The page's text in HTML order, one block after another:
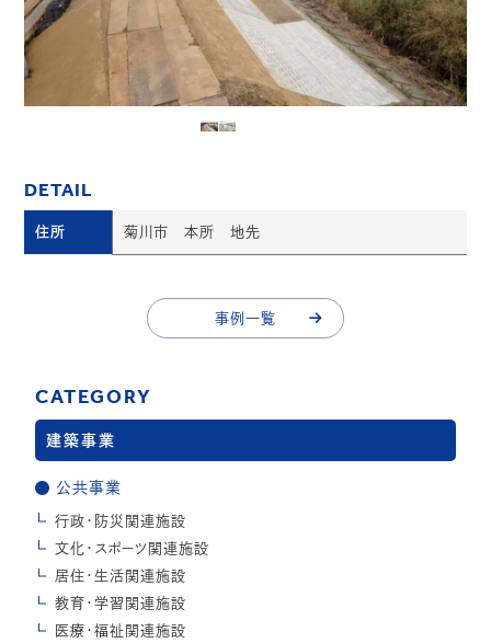
DETAIL
住所 菊川市 本所 地先
事例一覧
事例一覧
CATEGORY
建築事業
公共事業
行政・防災関連施設
文化・スポーツ関連施設
居住・生活関連施設
教育・学習関連施設
医療・福祉関連施設